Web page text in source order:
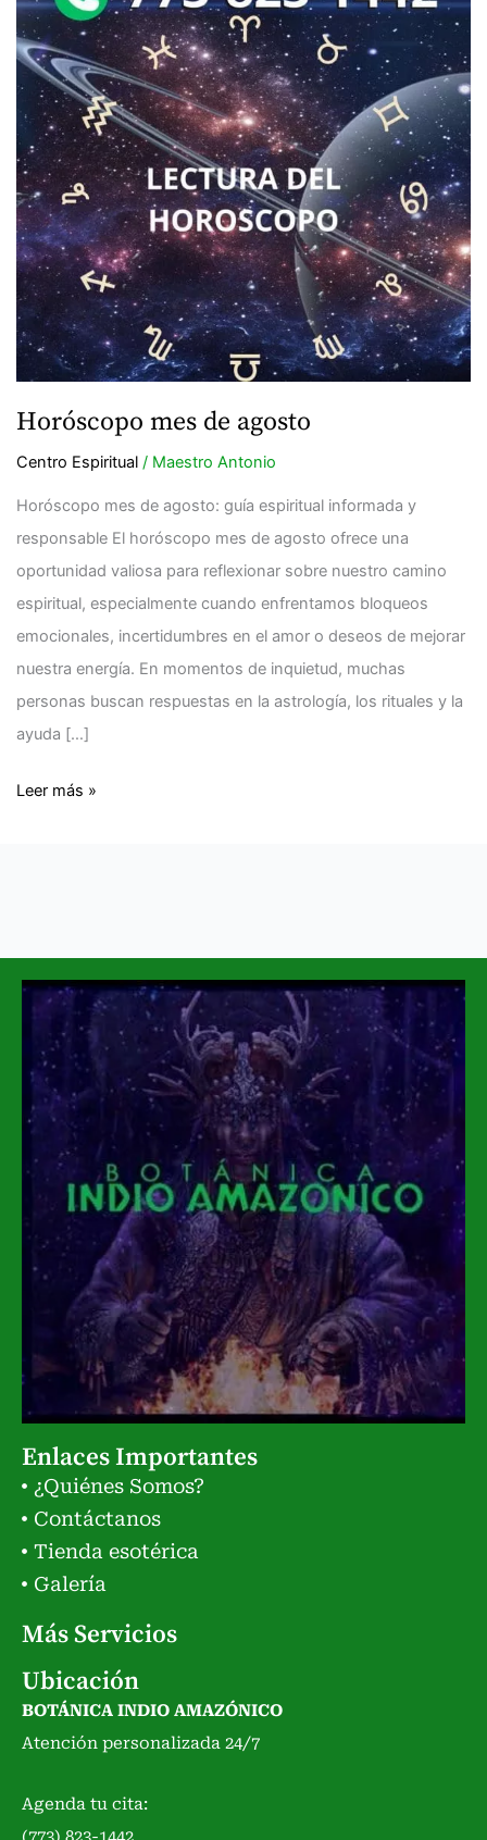
Horóscopo mes de agosto
Centro Espiritual/ Maestro Antonio
Horóscopo mes de agosto: guía espiritual informada y
responsable El horóscopo mes de agosto ofrece una
oportunidad valiosa para reflexionar sobre nuestro camino
espiritual, especialmente cuando enfrentamos bloqueos
emocionales, incertidumbres en el amor o deseos de mejorar
nuestra energía. En momentos de inquietud, muchas
personas buscan respuestas en la astrología, los rituales y la
ayuda […]
de
agosto
Leer más »
Enlaces Importantes
¿Quiénes Somos?
Contáctanos
Tienda esotérica
Galería
Más Servicios
Ubicación
BOTÁNICA INDIO AMAZÓNICO
Atención personalizada 24/7
Agenda tu cita: